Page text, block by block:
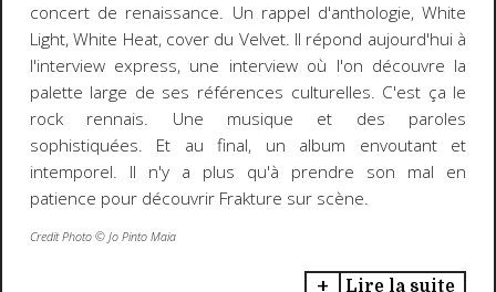
concert de renaissance. Un rappel d'anthologie, White
Light, White Heat, cover du Velvet. Il répond aujourd'hui à
l'interview express, une interview où l'on découvre la
palette large de ses références culturelles. C'est ça le
rock rennais. Une musique et des paroles
sophistiquées. Et au final, un album envoutant et
intemporel. Il n'y a plus qu'à prendre son mal en
patience pour découvrir Frakture sur scène.
Credit Photo ©️ Jo Pinto Maia
Lire la suite